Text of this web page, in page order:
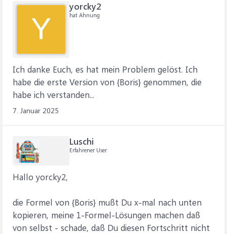
Y
yorcky2
hat Ahnung
Ich danke Euch, es hat mein Problem gelöst. Ich
habe die erste Version von {Boris} genommen, die
habe ich verstanden...
7. Januar 2025
Luschi
Erfahrener User
Hallo yorcky2,
die Formel von {Boris} mußt Du x-mal nach unten
kopieren, meine 1-Formel-Lösungen machen daß
von selbst - schade, daß Du diesen Fortschritt nicht